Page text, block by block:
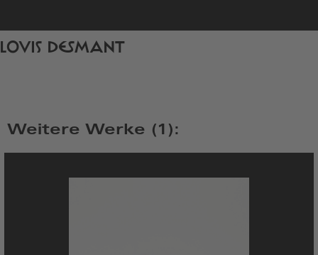
Startseite
LOUIS DESMANT
Weitere Werke (1):